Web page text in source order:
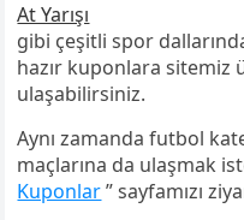
At Yarışı
gibi çeşitli spor
hazır kuponlara sitemiz
ulaşabilirsiniz.
Aynı zamanda futbol
maçlarına da ulaşmak
Kuponlar” sayfamızı